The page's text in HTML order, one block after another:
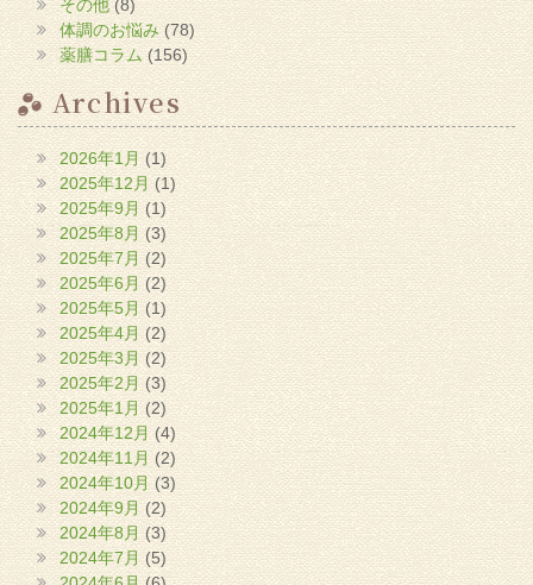
その他(8)
体調のお悩み(78)
薬膳コラム (156)
Archives
2026年1月 (1)
2025年12月(1)
2025年9月 (1)
2025年8月 (3)
2025年7月(2)
2025年6月 (2)
2025年5月 (1)
2025年4月 (2)
2025年3月(2)
2025年2月 (3)
2025年1月 (2)
2024年12月(4)
2024年11月(2)
2024年10月 (3)
2024年9月(2)
2024年8月 (3)
2024年7月 (5)